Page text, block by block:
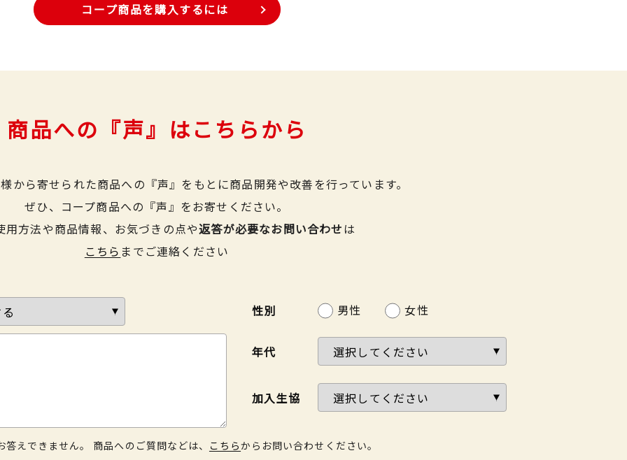
コープ商品を購入するには
商品への『声』はこちらから
から寄せられた商品への『声』をもとに商品開発や改善を行っています。
ぜひ、コープ商品への『声』をお寄せください。
用方法や商品情報、お気づきの点や返答が必要なお問い合わせは
こちら までご連絡ください
性別 男性 女性
年代
加入生協
えできません。 商品へのご質問などは、 こちらからお問い合わせください。